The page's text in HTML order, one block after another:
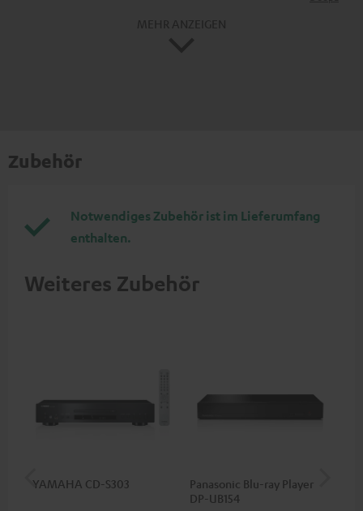
Zubehör
Notwendiges Zubehör ist im Lieferumfang
enthalten.
Weiteres Zubehör
YAMAHA CD-S303
Panasonic Blu-ray Player
DP-UB154